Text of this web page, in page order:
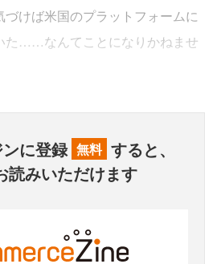
けば米国のプラットフォームに
た……なんてことになりかねませ
に登録 無料 すると、
読みいただけます